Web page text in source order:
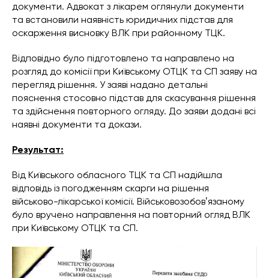
документи. Адвокат з лікарем оглянули документи
та встановили наявність юридичних підстав для
оскарження висновку ВЛК при районному ТЦК.
Відповідно було підготовлено та направлено на
розгляд до комісії при Київському ОТЦК та СП заяву на
перегляд рішення. У заяві надано детальні
пояснення стосовно підстав для скасування рішення
та здійснення повторного огляду. До заяви додані всі
наявні документи та докази.
Результат:
Від Київського обласного ТЦК та СП надійшла
відповідь із погодженням скарги на рішення
військово-лікарської комісії. Військовозобовʼязаному
було вручено направлення на повторний огляд ВЛК
при Київському ОТЦК та СП.